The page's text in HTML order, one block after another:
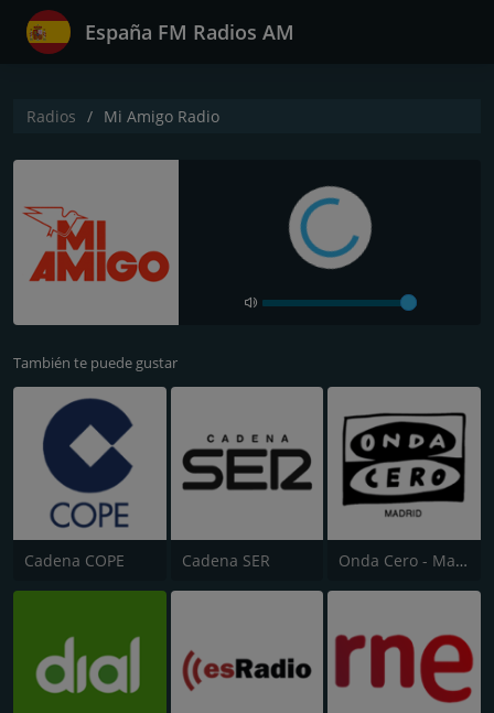
España FM Radios AM
Radios Mi Amigo Radio
También te puede gustar
Cadena COPE Cadena SER Onda Cero - Madrid